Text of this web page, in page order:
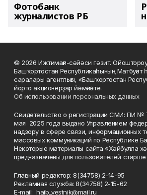
Фотобанк
журналистов РБ
© 2026 Ижтимағи-сәйәси гәзит.
Башҡортостан Республикаһының Матбуғат
саралары агентлығы, «Башҡортостан
йорто акционерҙар йәмғиәте.
Об использовании персональных данных
Свидетельство о регистрации СМИ: ПИ №
мая 2025 года выдано Управлением
надзору в сфере связи, информационных
массовых коммуникаций по Республике
Некоторые материалы сайта «Хәйбулла
предназначены для пользователей старше
Главный редактор: 8(34758) 2-14-95
Рекламная служба: 8(34758) 2-15-62
Е-mаil: haib_vestnik@mail.ru